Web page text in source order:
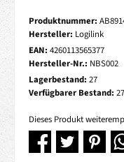
Produktnummer:
Hersteller: Logilink
EAN: 4260113565377
Hersteller-Nr.: NBS002
Lagerbestand: 27
Verfügbarer Bestand: 27
Dieses Produkt